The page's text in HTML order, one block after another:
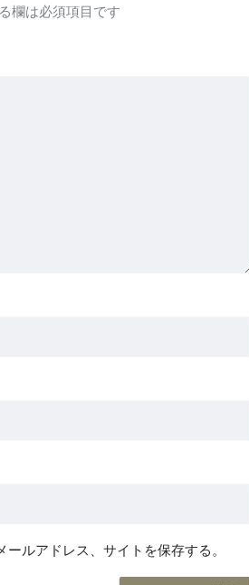
欄は必須項目です
ルアドレス、サイトを保存する。